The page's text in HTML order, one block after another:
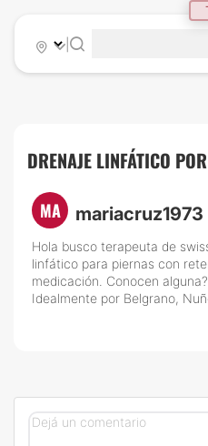
|
DRENAJE LINFÁTICO
MA mariacruz1973
Hola busco terapeuta de
linfático para piernas con
medicación. Conocen
Idealmente por Belgrano,